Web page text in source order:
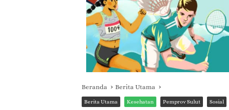
Beranda Berita Utama
Berita Utama Kesehatan Pemprov Sulut Sosial